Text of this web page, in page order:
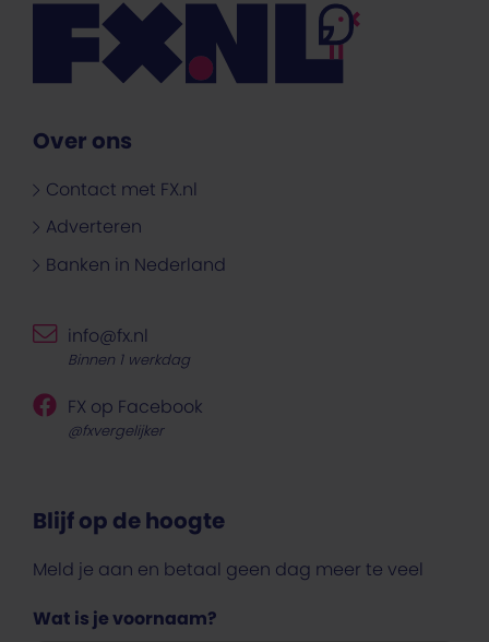
Over ons
Contact met FX.nl
Adverteren
Banken in Nederland
Blijf op de hoogte
Meld je aan en betaal geen dag meer te veel
Wat is je voornaam?
info@fx.nl
Binnen 1 werkdag
FX op Facebook
@fxvergelijker